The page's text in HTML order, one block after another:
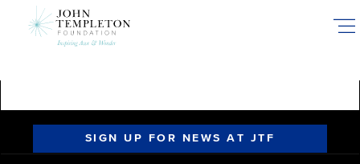
SIGN UP FOR NEWS AT JTF